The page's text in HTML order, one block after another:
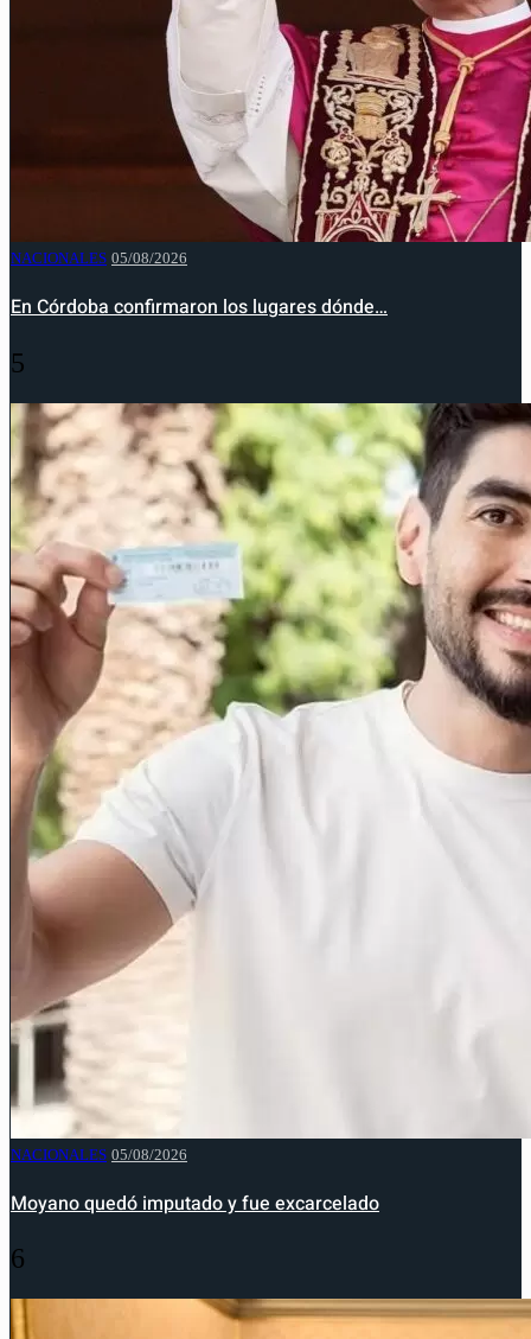
NACIONALES 05/08/2026
En Córdoba confirmaron los lugares dónde…
5
NACIONALES 05/08/2026
Moyano quedó imputado y fue excarcelado
6